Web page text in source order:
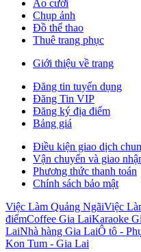
Áo cưới
Chụp ảnh
Đồ thể thao
Thuê trang phục
Giới thiệu về trang
Đăng tin tuyển dụng
Đăng Tin VIP
Đăng ký địa điểm
Bảng giá
Điều kiện giao dịch
Vận chuyển và giao
Phương thức thanh toán
Chính sách bảo mật
Việc Làm Quảng NgãiViệc
điểmCoffee Gia LaiKaraoke
LaiNhà hàng Gia LaiÔ tô -
Kon Tum - Gia Lai